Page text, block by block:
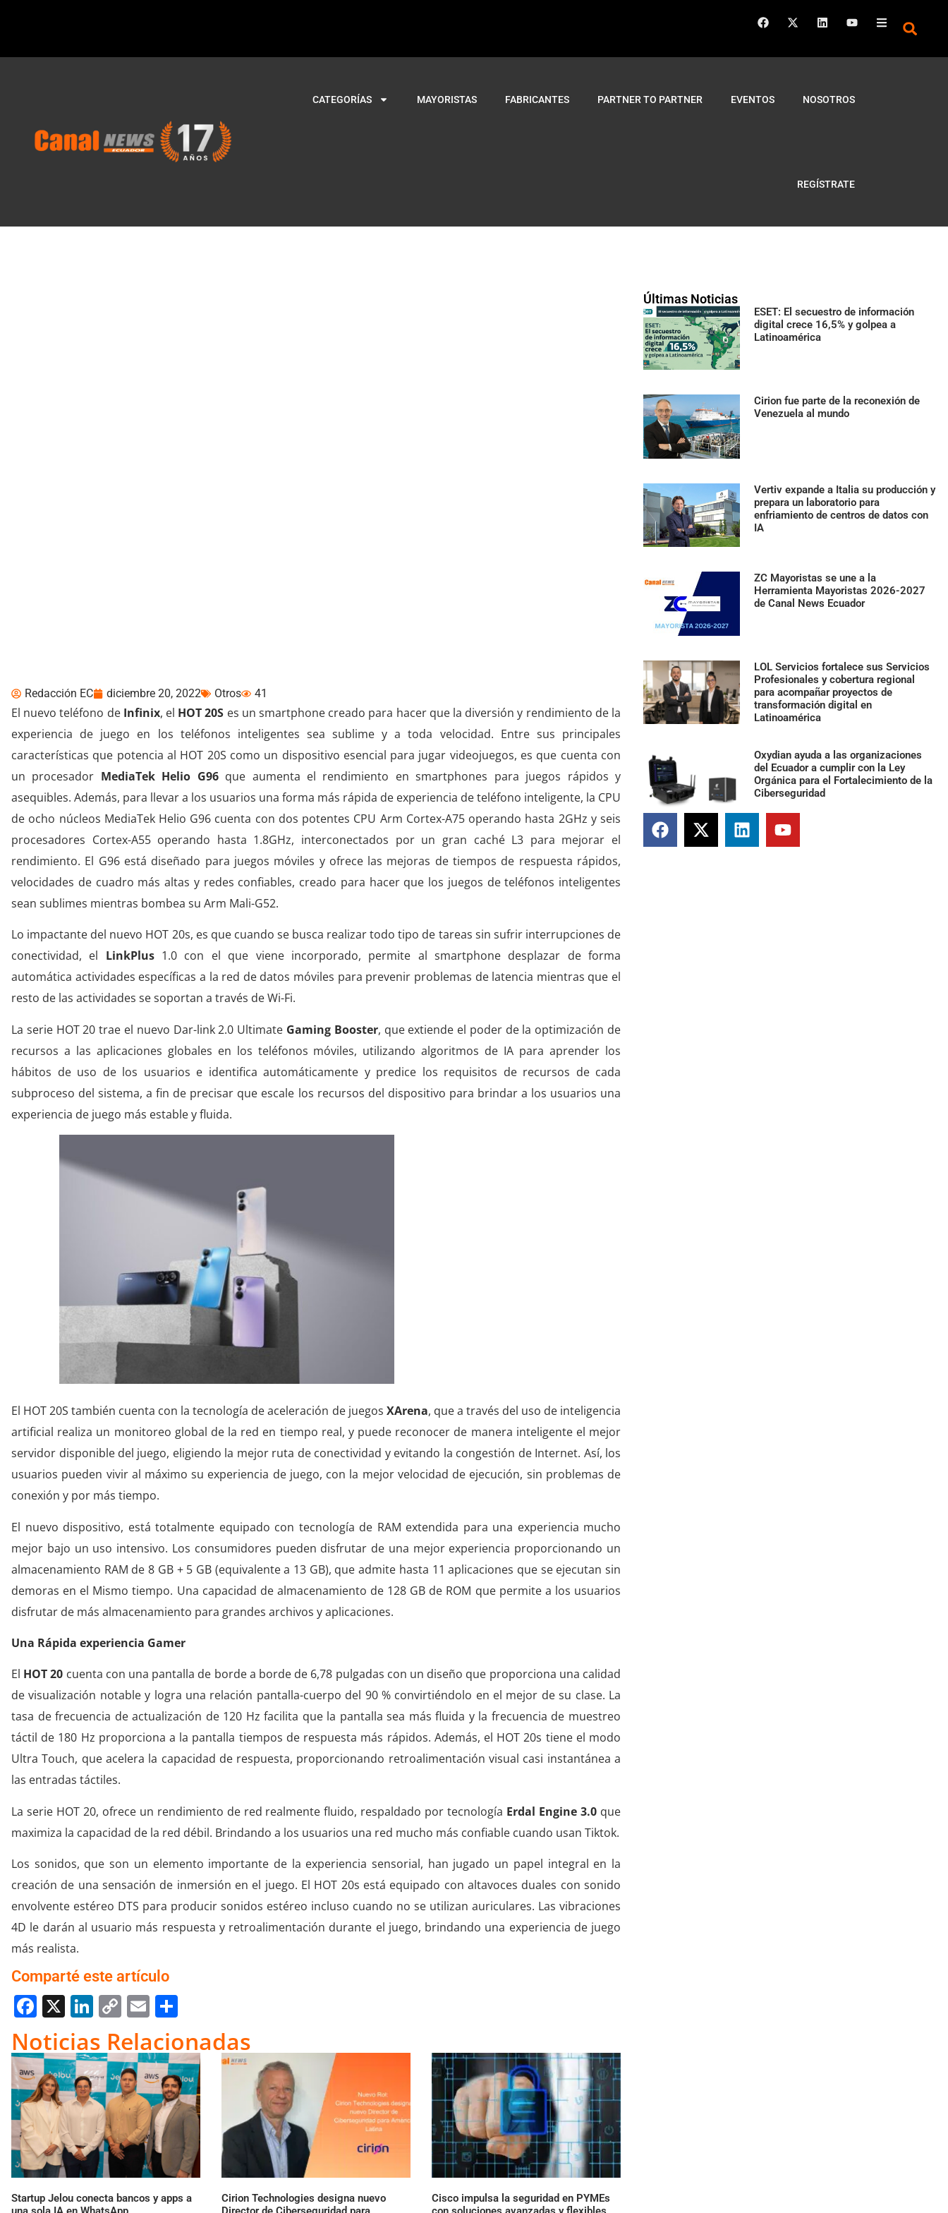
CATEGORÍAS MAYORISTAS FABRICANTES PARTNER TO PARTNER EVENTOS NOSOTROS
REGÍSTRATE
Últimas Noticias
ESET: El secuestro de información
digital crece 16,5% y golpea a
Latinoamérica
Cirion fue parte de la reconexión de
Venezuela al mundo
Vertiv expande a Italia su producción y
prepara un laboratorio para
enfriamiento de centros de datos con
IA
ZC Mayoristas se une a la
Herramienta Mayoristas 2026-2027
de Canal News Ecuador
LOL Servicios fortalece sus Servicios
Profesionales y cobertura regional
para acompañar proyectos de
transformación digital en
Latinoamérica
Oxydian ayuda a las organizaciones
del Ecuador a cumplir con la Ley
Orgánica para el Fortalecimiento de la
Ciberseguridad
Redacción EC diciembre 20, 2022 Otros 41
El nuevo teléfono de Infinix, el HOT 20S es un smartphone creado para hacer que la diversión y rendimiento de la
experiencia de juego en los teléfonos inteligentes sea sublime y a toda velocidad. Entre sus principales
características que potencia al HOT 20S como un dispositivo esencial para jugar videojuegos, es que cuenta con
un procesador MediaTek Helio G96que aumenta el rendimiento en smartphones para juegos rápidos y
asequibles. Además, para llevar a los usuarios una forma más rápida de experiencia de teléfono inteligente, la CPU
de ocho núcleos MediaTek Helio G96 cuenta con dos potentes CPU Arm Cortex-A75 operando hasta 2GHz y seis
procesadores Cortex-A55 operando hasta 1.8GHz, interconectados por un gran caché L3 para mejorar el
rendimiento. El G96 está diseñado para juegos móviles y ofrece las mejoras de tiempos de respuesta rápidos,
velocidades de cuadro más altas y redes confiables, creado para hacer que los juegos de teléfonos inteligentes
sean sublimes mientras bombea su Arm Mali-G52.
Lo impactante del nuevo HOT 20s, es que cuando se busca realizar todo tipo de tareas sin sufrir interrupciones de
conectividad, el LinkPlus1.0 con el que viene incorporado, permite al smartphone desplazar de forma
automática actividades específicas a la red de datos móviles para prevenir problemas de latencia mientras que el
resto de las actividades se soportan a través de Wi-Fi.
La serie HOT 20 trae el nuevo Dar-link 2.0 Ultimate Gaming Booster, que extiende el poder de la optimización de
recursos a las aplicaciones globales en los teléfonos móviles, utilizando algoritmos de IA para aprender los
hábitos de uso de los usuarios e identifica automáticamente y predice los requisitos de recursos de cada
subproceso del sistema, a fin de precisar que escale los recursos del dispositivo para brindar a los usuarios una
experiencia de juego más estable y fluida.
El HOT 20S también cuenta con la tecnología de aceleración de juegos XArena, que a través del uso de inteligencia
artificial realiza un monitoreo global de la red en tiempo real, y puede reconocer de manera inteligente el mejor
servidor disponible del juego, eligiendo la mejor ruta de conectividad y evitando la congestión de Internet. Así, los
usuarios pueden vivir al máximo su experiencia de juego, con la mejor velocidad de ejecución, sin problemas de
conexión y por más tiempo.
El nuevo dispositivo, está totalmente equipado con tecnología de RAM extendida para una experiencia mucho
mejor bajo un uso intensivo. Los consumidores pueden disfrutar de una mejor experiencia proporcionando un
almacenamiento RAM de 8 GB + 5 GB (equivalente a 13 GB), que admite hasta 11 aplicaciones que se ejecutan sin
demoras en el Mismo tiempo. Una capacidad de almacenamiento de 128 GB de ROM que permite a los usuarios
disfrutar de más almacenamiento para grandes archivos y aplicaciones.
Una Rápida experiencia Gamer
El HOT 20 cuenta con una pantalla de borde a borde de 6,78 pulgadas con un diseño que proporciona una calidad
de visualización notable y logra una relación pantalla-cuerpo del 90 % convirtiéndolo en el mejor de su clase. La
tasa de frecuencia de actualización de 120 Hz facilita que la pantalla sea más fluida y la frecuencia de muestreo
táctil de 180 Hz proporciona a la pantalla tiempos de respuesta más rápidos. Además, el HOT 20s tiene el modo
Ultra Touch, que acelera la capacidad de respuesta, proporcionando retroalimentación visual casi instantánea a
las entradas táctiles.
La serie HOT 20, ofrece un rendimiento de red realmente fluido, respaldado por tecnología Erdal Engine 3.0 que
maximiza la capacidad de la red débil. Brindando a los usuarios una red mucho más confiable cuando usan Tiktok.
Los sonidos, que son un elemento importante de la experiencia sensorial, han jugado un papel integral en la
creación de una sensación de inmersión en el juego. El HOT 20s está equipado con altavoces duales con sonido
envolvente estéreo DTS para producir sonidos estéreo incluso cuando no se utilizan auriculares. Las vibraciones
4D le darán al usuario más respuesta y retroalimentación durante el juego, brindando una experiencia de juego
más realista.
Comparté este artículo
Facebook
X LinkedIn
Copy
Link
Email
Noticias Relacionadas
Startup Jelou conecta bancos y apps a
Cirion Technologies designa nuevo
Cisco impulsa la seguridad en PYMEs